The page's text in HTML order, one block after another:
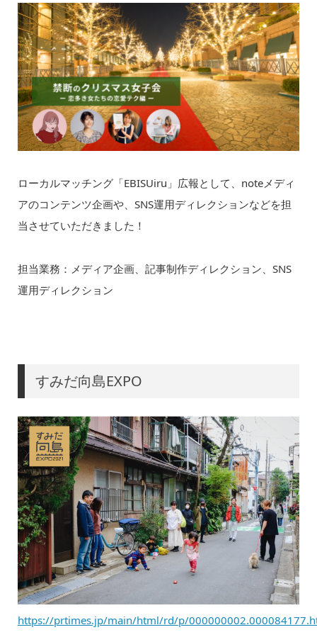
ローカルマッチング「EBISUiru」広報として、noteメディ
アのコンテンツ企画や、SNS運用ディレクションなどを担
当させていただきました！
担当業務：メディア企画、記事制作ディレクション、SNS
運用ディレクション
すみだ向島EXPO
https://prtimes.jp/main/html/rd/p/